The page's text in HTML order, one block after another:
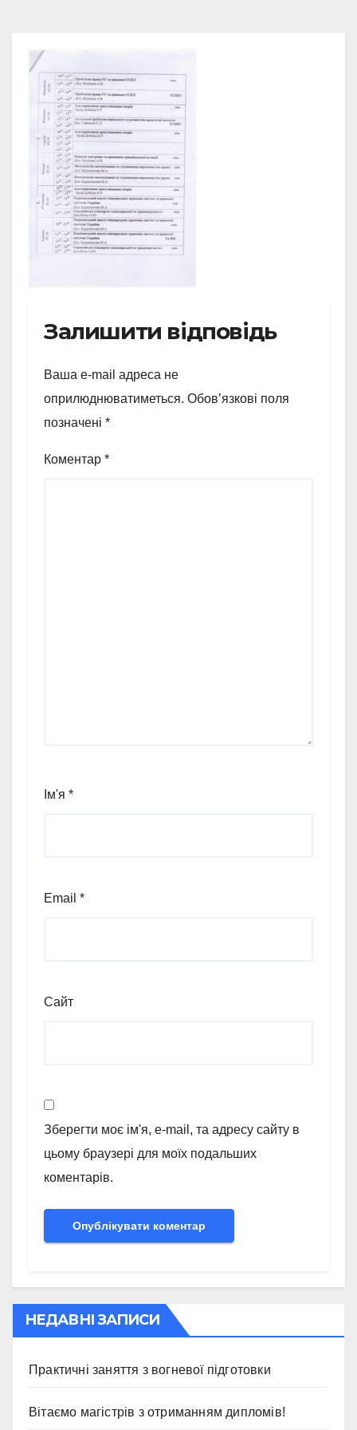
Залишити відповідь
Ваша e-mail адреса не
оприлюднюватиметься. Обов’язкові поля
позначені *
Коментар *
Ім'я *
Email *
Сайт
Зберегти моє ім'я, e-mail, та адресу сайту в
цьому браузері для моїх подальших
коментарів.
НЕДАВНІ ЗАПИСИ
Практичні заняття з вогневої підготовки
Вітаємо магістрів з отриманням дипломів!